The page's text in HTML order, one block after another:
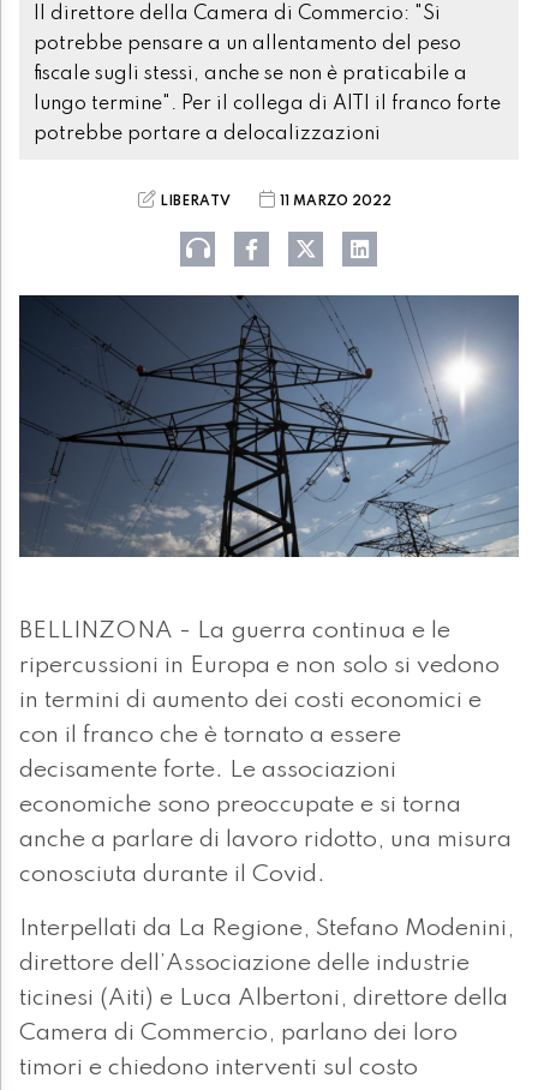
Il direttore della Camera di Commercio: "Si
potrebbe pensare a un allentamento del peso
fiscale sugli stessi, anche se non è praticabile a
lungo termine". Per il collega di AITI il franco forte
potrebbe portare a delocalizzazioni
LIBERATV 11 MARZO 2022
BELLINZONA - La guerra continua e le
ripercussioni in Europa e non solo si vedono
in termini di aumento dei costi economici e
con il franco che è tornato a essere
decisamente forte. Le associazioni
economiche sono preoccupate e si torna
anche a parlare di lavoro ridotto, una misura
conosciuta durante il Covid.
Interpellati da La Regione, Stefano Modenini,
direttore dell’Associazione delle industrie
ticinesi (Aiti) e Luca Albertoni, direttore della
Camera di Commercio, parlano dei loro
timori e chiedono interventi sul costo